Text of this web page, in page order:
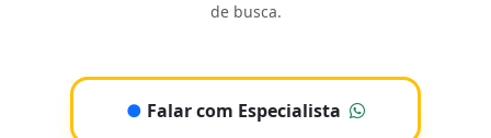
de busca.
● Falar com Especialista